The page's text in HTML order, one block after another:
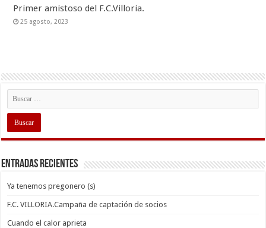
Primer amistoso del F.C.Villoria.
25 agosto, 2023
Entradas recientes
Ya tenemos pregonero (s)
F.C. VILLORIA.Campaña de captación de socios
Cuando el calor aprieta